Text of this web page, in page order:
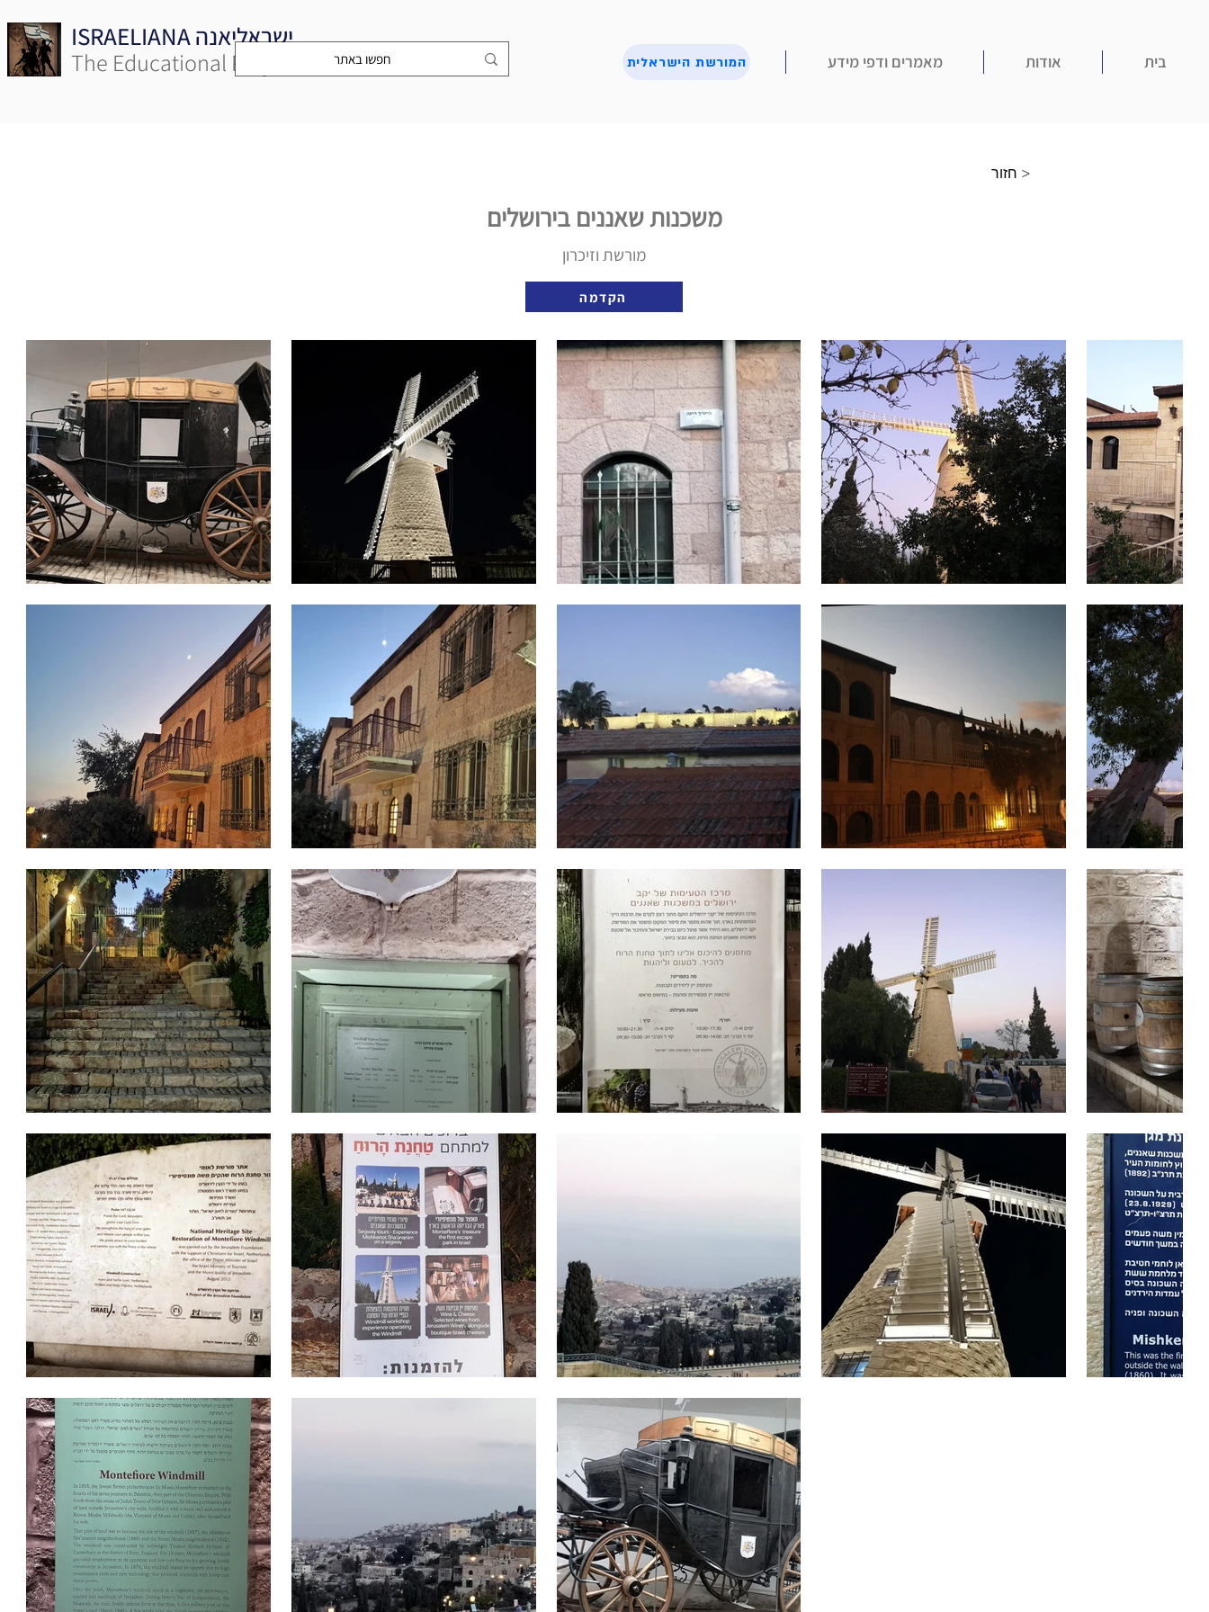
ISRAELIANA ישראליאנה
The Educational Project המורשת הישראלית בית אודות מאמרים ודפי מידע
חזור >
משכנות שאננים בירושלים
מורשת וזיכרון
הקדמה